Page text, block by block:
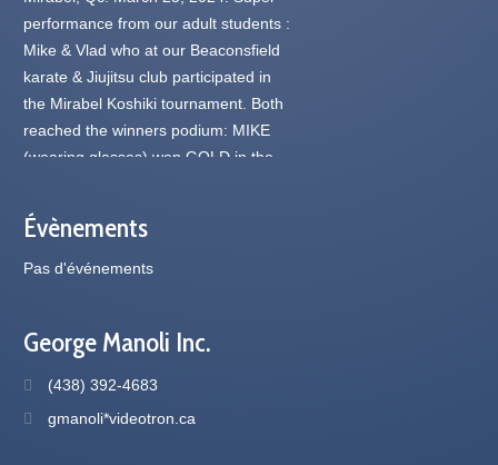
Évènements
Pas d'événements
George Manoli Inc.
(438) 392-4683
gmanoli*videotron.ca